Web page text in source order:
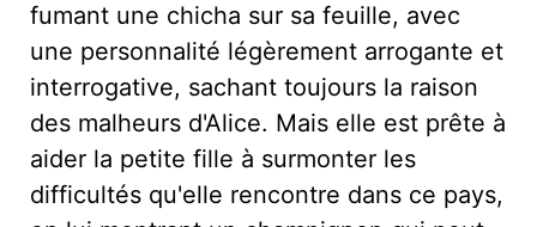
fumant une chicha sur sa feuille, avec
une personnalité légèrement arrogante et
interrogative, sachant toujours la raison
des malheurs d'Alice. Mais elle est prête à
aider la petite fille à surmonter les
difficultés qu'elle rencontre dans ce pays,